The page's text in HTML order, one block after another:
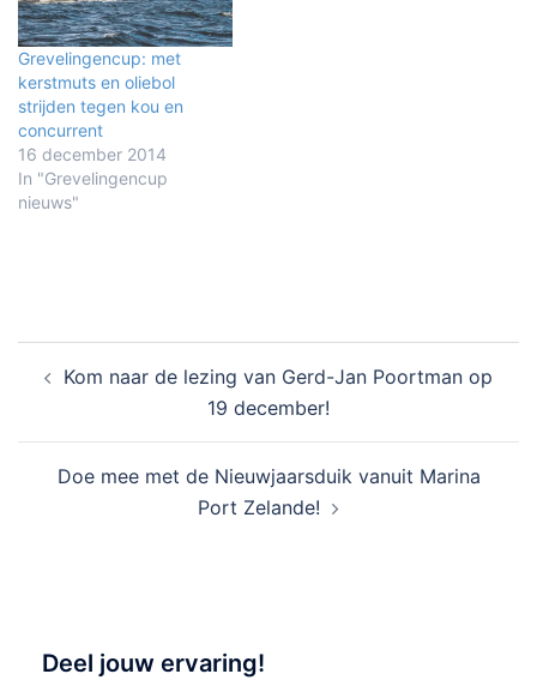
Grevelingencup: met
kerstmuts en oliebol
strijden tegen kou en
concurrent
16 december 2014
In "Grevelingencup
nieuws"
navigatie
Kom naar de lezing van Gerd-Jan Poortman op
19 december!
Doe mee met de Nieuwjaarsduik vanuit Marina
Port Zelande!
Deel jouw ervaring!